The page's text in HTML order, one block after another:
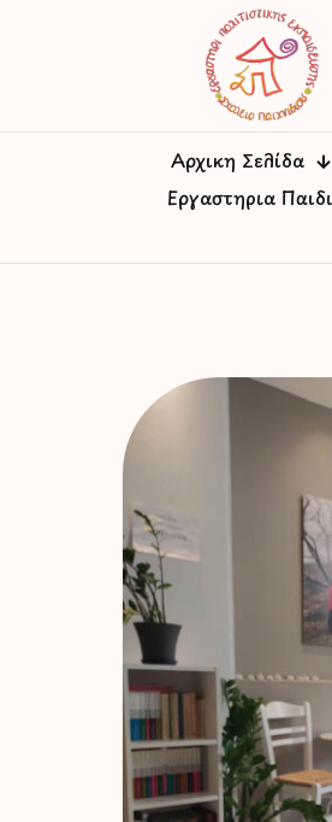
Αρχική Σελίδα
Εργαστήρια